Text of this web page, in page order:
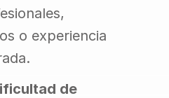
o experiencia
de